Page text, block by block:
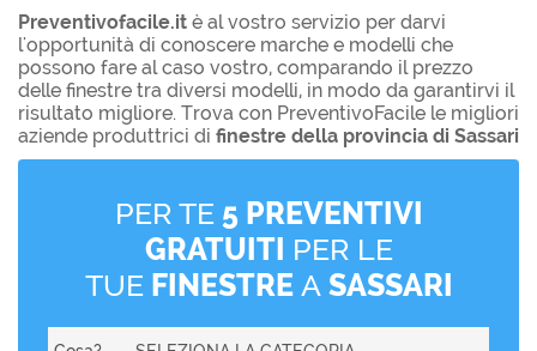
Preventivofacile.it è al vostro servizio per darvi
l'opportunità di conoscere marche e modelli che
possono fare al caso vostro, comparando il prezzo
delle finestre tra diversi modelli, in modo da garantirvi il
risultato migliore. Trova con PreventivoFacile le migliori
aziende produttrici di finestre della provincia di Sassari
PER TE 5 PREVENTIVI
GRATUITI PER LE
TUE FINESTREA SASSARI